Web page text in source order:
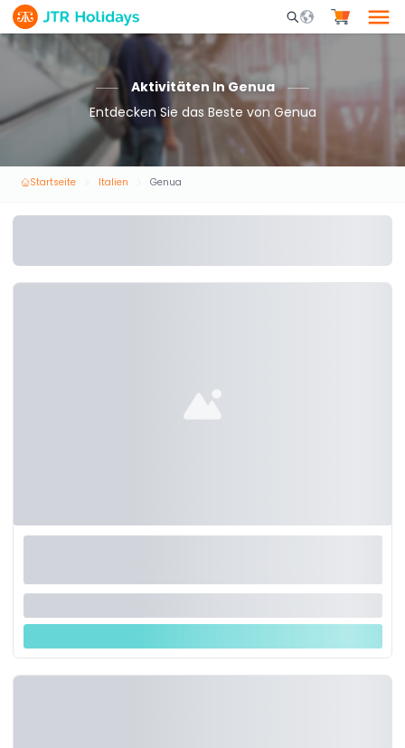
Mobile Search
Aktivitäten In Genua
Entdecken Sie das Beste von Genua
Startseite Italien Genua